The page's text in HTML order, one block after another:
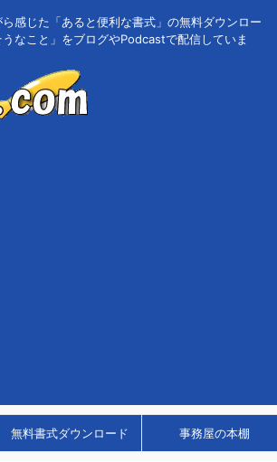
感じた「あると便利な書式」の無料ダウンロー
なこと」をブログやPodcastで配信していま
無料書式ダウンロード 事務屋の本棚